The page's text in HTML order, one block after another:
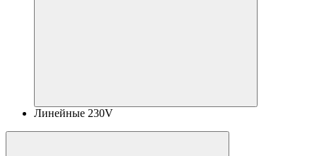
Линейные 230V